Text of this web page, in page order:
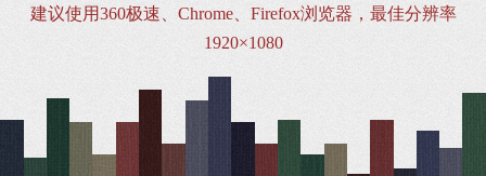
建议使用360极速、Chrome、Firefox浏览器，最佳分辨率
1920×1080